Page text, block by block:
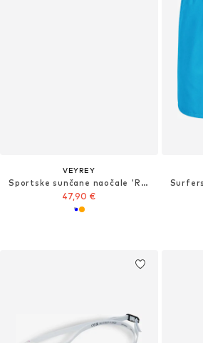
VEYREY
Sportske sunčane naočale 'Rogbut'
47,90 €